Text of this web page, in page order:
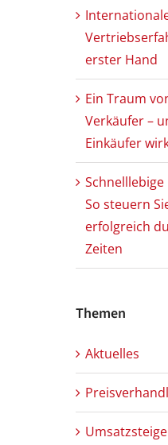
erster Hand
Ein Traum
Verkäufer –
Einkäufer
So steuern
erfolgreich
Zeiten
Themen
Aktuelles